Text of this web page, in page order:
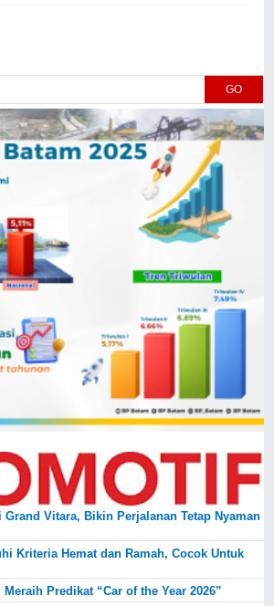
GO
Grand Vitara, Bikin Perjalanan Tetap Nyaman
Kriteria Hemat dan Ramah, Cocok Untuk
Predikat “Car of the Year 2026”